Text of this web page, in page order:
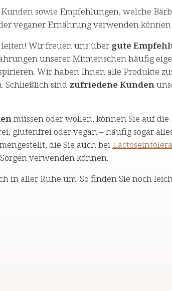
sowie Empfehlungen, welche
veganer Ernährung verwenden können
Wir freuen uns über gute
unserer Mitmenschen häufig
Wir haben Ihnen alle Produkte
Schließlich sind zufriedene Kunden
müssen oder wollen, können Sie auf
glutenfrei oder vegan – häufig sogar
die Sie auch bei
verwenden können.
in aller Ruhe um. So finden Sie noch